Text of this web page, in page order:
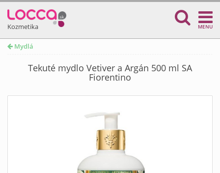
Kozmetika MENU
Mydlá
Tekuté mydlo Vetiver a Argán 500 ml SA
Fiorentino